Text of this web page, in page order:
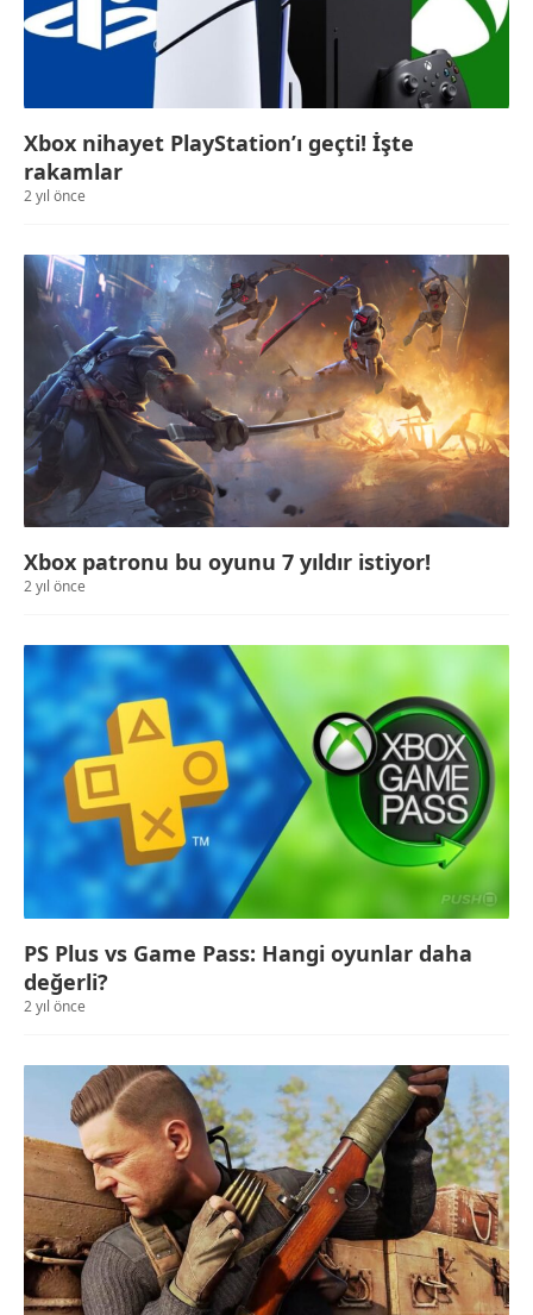
Xbox nihayet PlayStation’ı geçti! İşte
rakamlar
2 yıl önce
Xbox patronu bu oyunu 7 yıldır istiyor!
2 yıl önce
PS Plus vs Game Pass: Hangi oyunlar daha
değerli?
2 yıl önce